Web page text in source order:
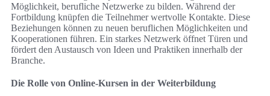
Möglichkeit, berufliche Netzwerke zu bilden. Während der
Fortbildung knüpfen die Teilnehmer wertvolle Kontakte. Diese
Beziehungen können zu neuen beruflichen Möglichkeiten und
Kooperationen führen. Ein starkes Netzwerk öffnet Türen und
fördert den Austausch von Ideen und Praktiken innerhalb der
Branche.
Die Rolle von Online-Kursen in der Weiterbildung